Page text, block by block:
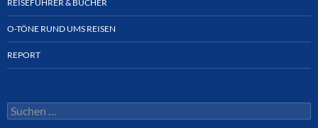
REISEFÜHRER & BÜCHER
O-TÖNE RUND UMS REISEN
REPORT
Suchen
nach: